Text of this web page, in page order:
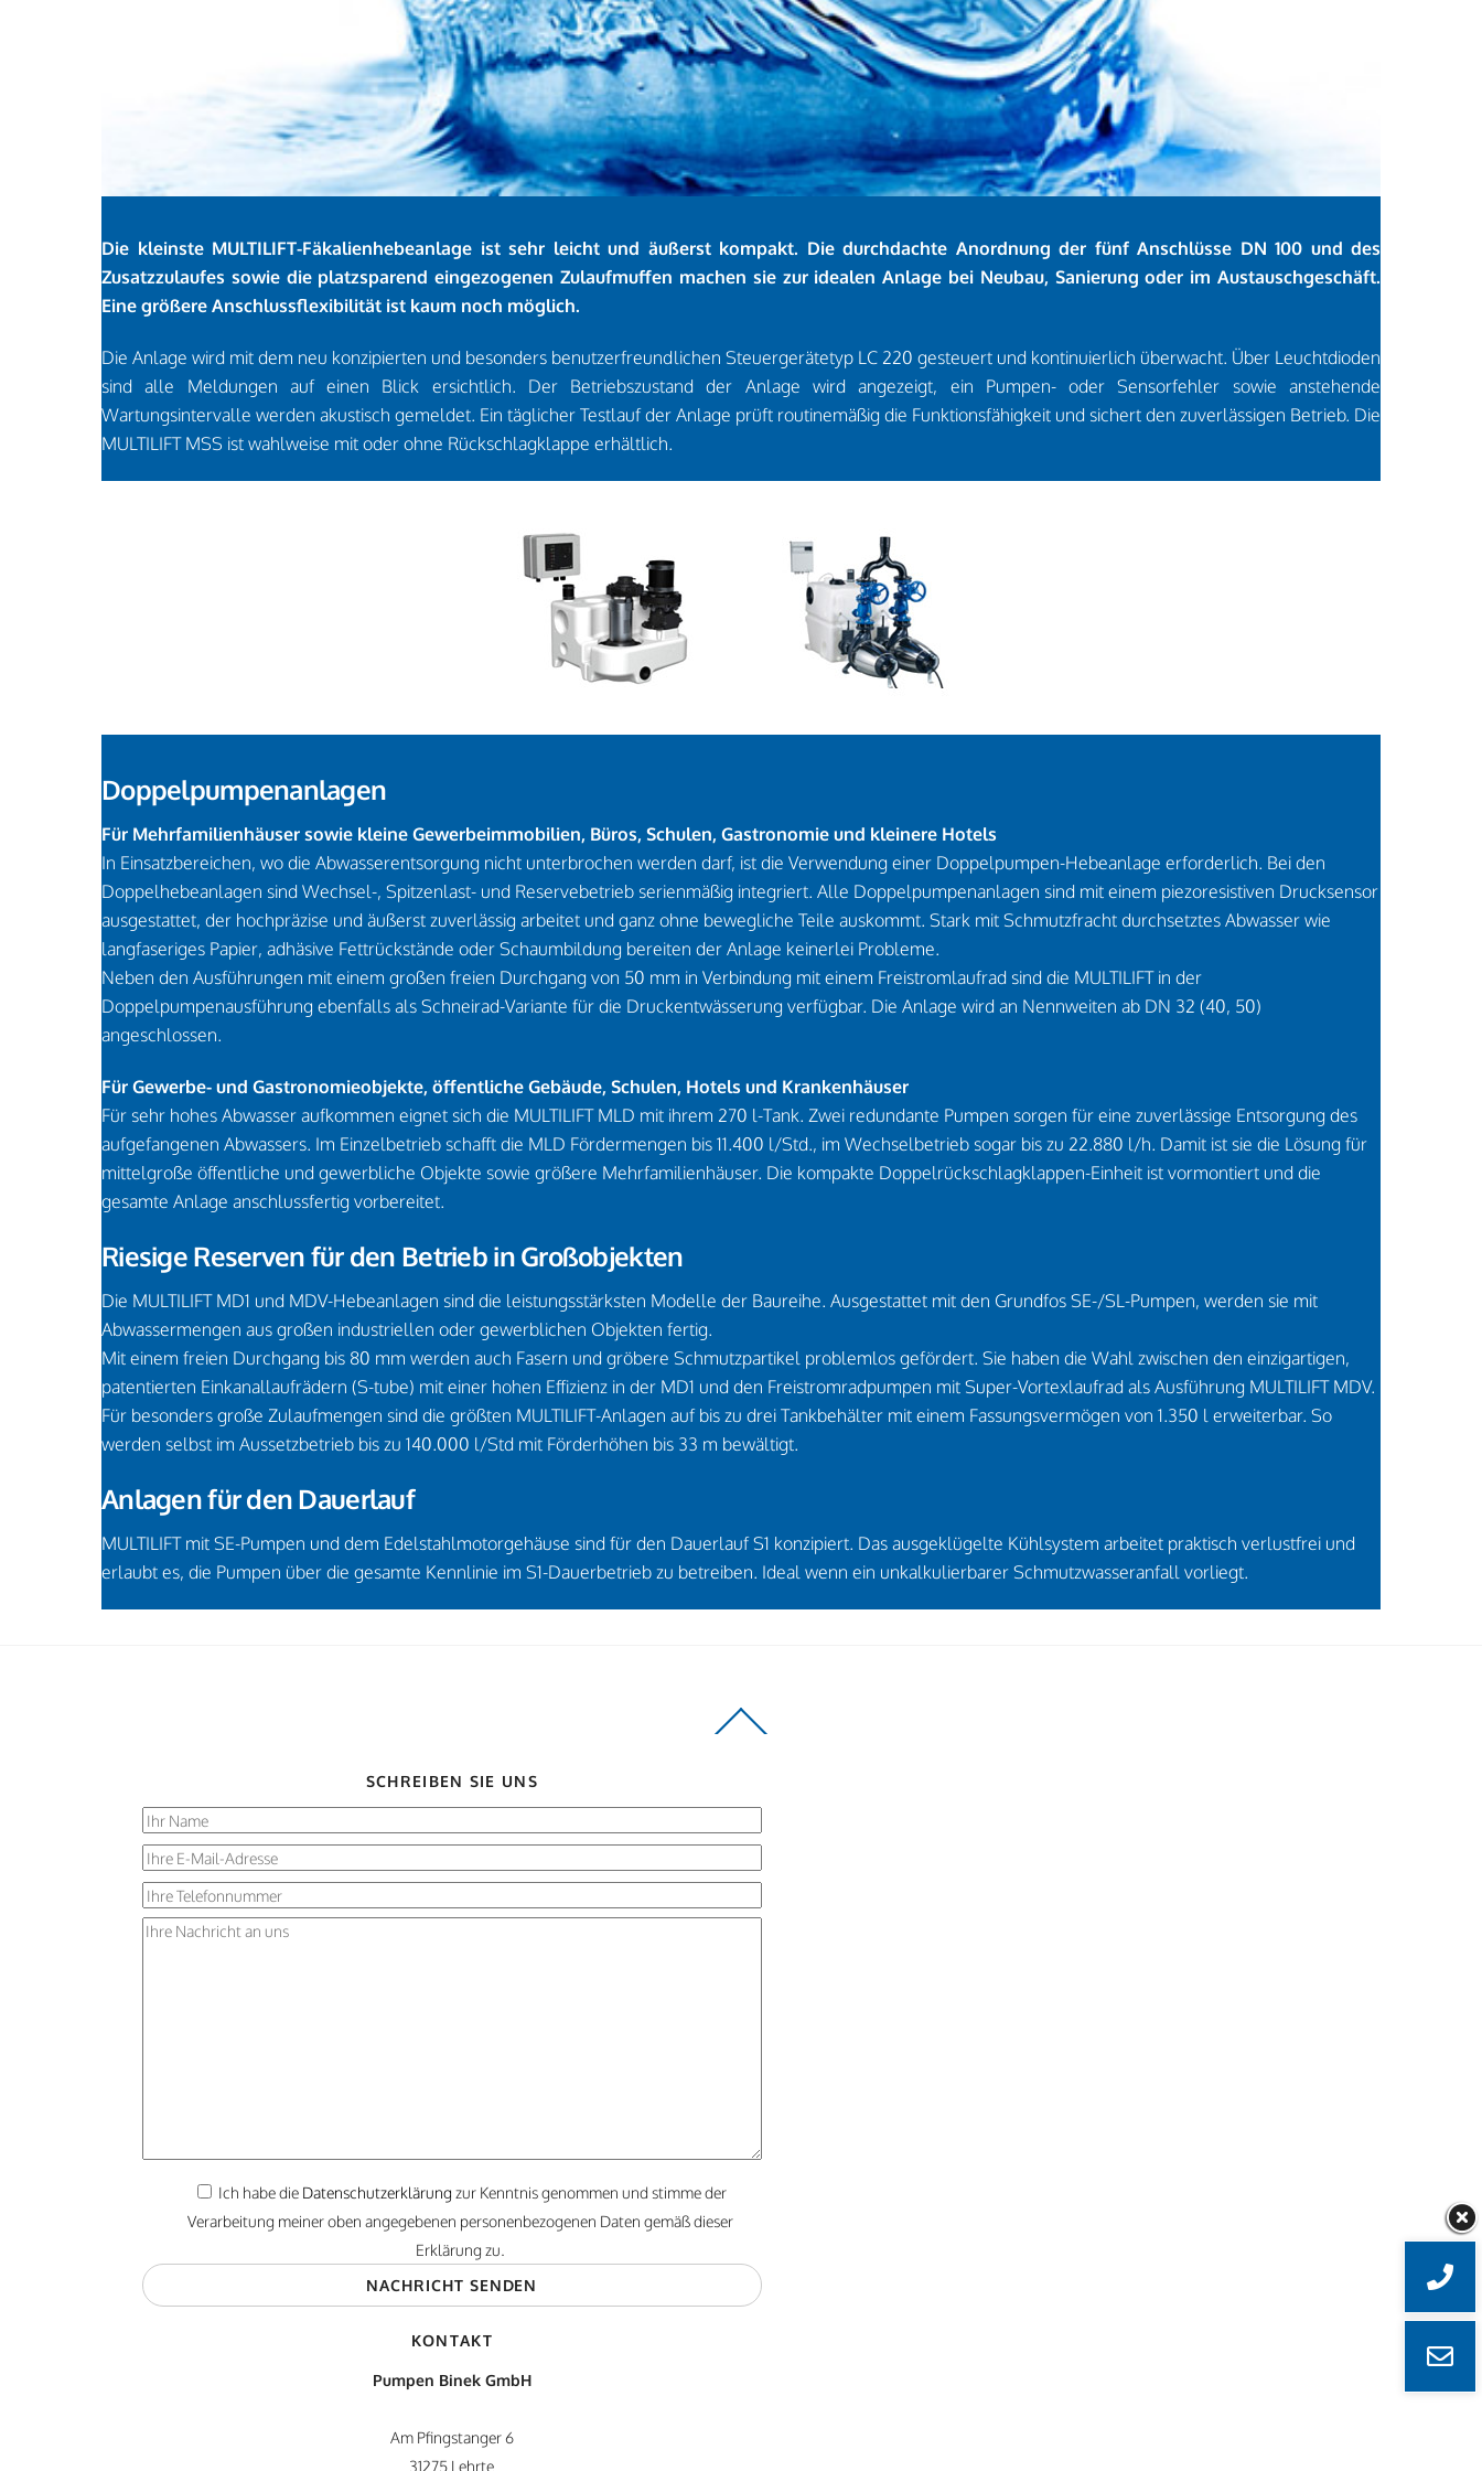
Die kleinste MULTILIFT-Fäkalienhebeanlage ist sehr leicht und äußerst kompakt. Die durchdachte Anordnung der fünf Anschlüsse DN 100 und des
Zusatzzulaufes sowie die platzsparend eingezogenen Zulaufmuffen machen sie zur idealen Anlage bei Neubau, Sanierung oder im Austauschgeschäft.
Eine größere Anschlussflexibilität ist kaum noch möglich.
Die Anlage wird mit dem neu konzipierten und besonders benutzerfreundlichen Steuergerätetyp LC 220 gesteuert und kontinuierlich überwacht. Über Leuchtdioden
sind alle Meldungen auf einen Blick ersichtlich. Der Betriebszustand der Anlage wird angezeigt, ein Pumpen- oder Sensorfehler sowie anstehende
Wartungsintervalle werden akustisch gemeldet. Ein täglicher Testlauf der Anlage prüft routinemäßig die Funktionsfähigkeit und sichert den zuverlässigen Betrieb. Die
MULTILIFT MSS ist wahlweise mit oder ohne Rückschlagklappe erhältlich.
Doppelpumpenanlagen
Für Mehrfamilienhäuser sowie kleine Gewerbeimmobilien, Büros, Schulen, Gastronomie und kleinere Hotels
In Einsatzbereichen, wo die Abwasserentsorgung nicht unterbrochen werden darf, ist die Verwendung einer Doppelpumpen-Hebeanlage erforderlich. Bei den
Doppelhebeanlagen sind Wechsel-, Spitzenlast- und Reservebetrieb serienmäßig integriert. Alle Doppelpumpenanlagen sind mit einem piezoresistiven Drucksensor
ausgestattet, der hochpräzise und äußerst zuverlässig arbeitet und ganz ohne bewegliche Teile auskommt. Stark mit Schmutzfracht durchsetztes Abwasser wie
langfaseriges Papier, adhäsive Fettrückstände oder Schaumbildung bereiten der Anlage keinerlei Probleme.
Neben den Ausführungen mit einem großen freien Durchgang von 50 mm in Verbindung mit einem Freistromlaufrad sind die MULTILIFT in der
Doppelpumpenausführung ebenfalls als Schneirad-Variante für die Druckentwässerung verfügbar. Die Anlage wird an Nennweiten ab DN 32 (40, 50)
angeschlossen.
Für Gewerbe- und Gastronomieobjekte, öffentliche Gebäude, Schulen, Hotels und Krankenhäuser
Für sehr hohes Abwasser aufkommen eignet sich die MULTILIFT MLD mit ihrem 270 l-Tank. Zwei redundante Pumpen sorgen für eine zuverlässige Entsorgung des
aufgefangenen Abwassers. Im Einzelbetrieb schafft die MLD Fördermengen bis 11.400 l/Std., im Wechselbetrieb sogar bis zu 22.880 l/h. Damit ist sie die Lösung für
mittelgroße öffentliche und gewerbliche Objekte sowie größere Mehrfamilienhäuser. Die kompakte Doppelrückschlagklappen-Einheit ist vormontiert und die
gesamte Anlage anschlussfertig vorbereitet.
Riesige Reserven für den Betrieb in Großobjekten
Die MULTILIFT MD1 und MDV-Hebeanlagen sind die leistungsstärksten Modelle der Baureihe. Ausgestattet mit den Grundfos SE-/SL-Pumpen, werden sie mit
Abwassermengen aus großen industriellen oder gewerblichen Objekten fertig.
Mit einem freien Durchgang bis 80 mm werden auch Fasern und gröbere Schmutzpartikel problemlos gefördert. Sie haben die Wahl zwischen den einzigartigen,
patentierten Einkanallaufrädern (S-tube) mit einer hohen Effizienz in der MD1 und den Freistromradpumpen mit Super-Vortexlaufrad als Ausführung MULTILIFT MDV.
Für besonders große Zulaufmengen sind die größten MULTILIFT-Anlagen auf bis zu drei Tankbehälter mit einem Fassungsvermögen von 1.350 l erweiterbar. So
werden selbst im Aussetzbetrieb bis zu 140.000 l/Std mit Förderhöhen bis 33 m bewältigt.
Anlagen für den Dauerlauf
MULTILIFT mit SE-Pumpen und dem Edelstahlmotorgehäuse sind für den Dauerlauf S1 konzipiert. Das ausgeklügelte Kühlsystem arbeitet praktisch verlustfrei und
erlaubt es, die Pumpen über die gesamte Kennlinie im S1-Dauerbetrieb zu betreiben. Ideal wenn ein unkalkulierbarer Schmutzwasseranfall vorliegt.
To
SCHREIBEN SIE UNS
Ich habe die Datenschutzerklärung zur Kenntnis genommen und stimme der
Verarbeitung meiner oben angegebenen personenbezogenen Daten gemäß dieser
Erklärung zu.
KONTAKT
Pumpen Binek GmbH
Am Pfingstanger 6
31275 Lehrte